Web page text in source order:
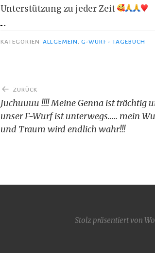
Unterstützung zu jeder Zeit
KATEGORIEN ALLGEMEIN,G-WURF - TAGEBUCH
Beitragsnavigation
ZURÜCK
Juchuuuu !!!! Meine Genna ist trächtig
unser F-Wurf ist unterwegs….. mein
und Traum wird endlich wahr!!!
Stolz präsentiert von